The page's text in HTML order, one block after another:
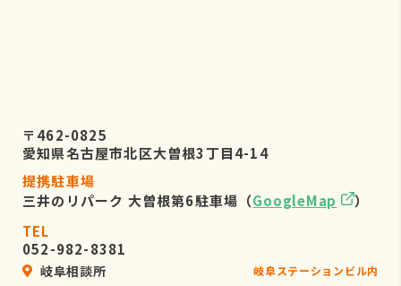
〒462-0825
愛知県名古屋市北区大曽根3丁目4-14
提携駐車場
三井のリパーク 大曽根第6駐車場（GoogleMap
）
TEL
052-982-8381
岐阜相談所 岐阜ステーションビル内